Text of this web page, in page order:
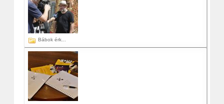
Bábok érk...